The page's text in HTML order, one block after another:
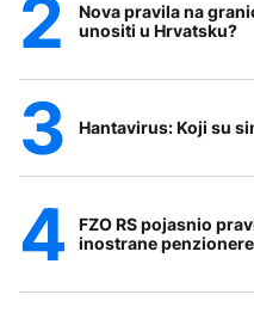
Nova pravila na
unositi u Hrvatsku?
Hantavirus: Koji su
FZO RS pojasnio
inostrane penzionere